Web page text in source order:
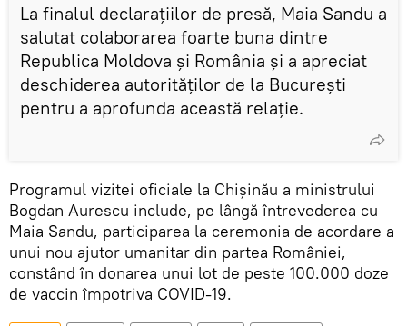
La finalul declarațiilor de presă, Maia Sandu a
salutat colaborarea foarte buna dintre
Republica Moldova și România și a apreciat
deschiderea autorităților de la București
pentru a aprofunda această relație.
Programul vizitei oficiale la Chișinău a ministrului
Bogdan Aurescu include, pe lângă întrevederea cu
Maia Sandu, participarea la ceremonia de acordare a
unui nou ajutor umanitar din partea României,
constând în donarea unui lot de peste 100.000 doze
de vaccin împotriva COVID-19.